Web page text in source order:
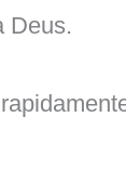
Deus.